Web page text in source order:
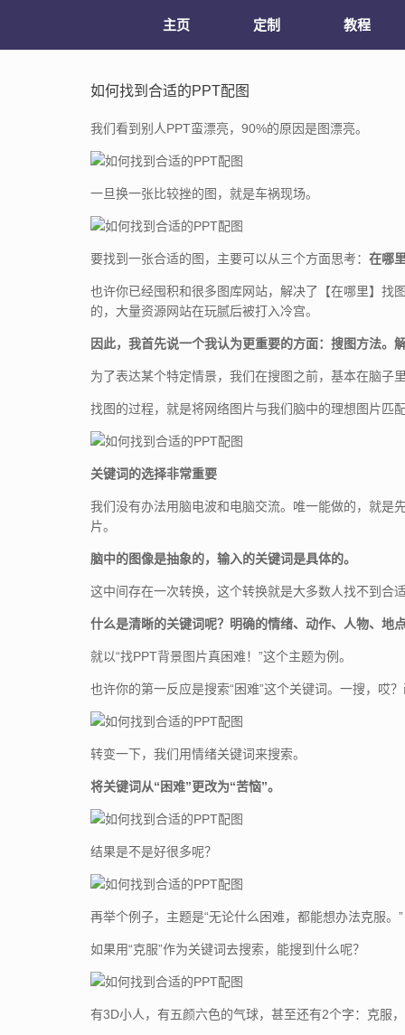
主页 定制 教程
如何找到合适的PPT配图
我们看到别人PPT蛮漂亮，90%的原因是图漂亮。
一旦换一张比较挫的图，就是车祸现场。
要找到一张合适的图，主要可以从三个方面思考： 在哪
也许你已经囤积和很多图库网站，解决了【在哪里】找
的，大量资源网站在玩腻后被打入冷宫。
因此，我首先说一个我认为更重要的方面：搜图方法。
为了表达某个特定情景，我们在搜图之前，基本在脑子
找图的过程，就是将网络图片与我们脑中的理想图片匹
关键词的选择非常重要
我们没有办法用脑电波和电脑交流。唯一能做的，就是
片。
脑中的图像是抽象的，输入的关键词是具体的。
这中间存在一次转换，这个转换就是大多数人找不到
什么是清晰的关键词呢？明确的情绪、动作、人物、地
就以“找PPT背景图片真困难！”这个主题为例。
也许你的第一反应是搜索“困难”这个关键词。一搜，哎
转变一下，我们用情绪关键词来搜索。
将关键词从“困难”更改为“苦恼”。
结果是不是好很多呢？
再举个例子，主题是“无论什么困难，都能想办法克服。”
如果用“克服”作为关键词去搜索，能搜到什么呢？
有3D小人，有五颜六色的气球，甚至还有2个字：克服